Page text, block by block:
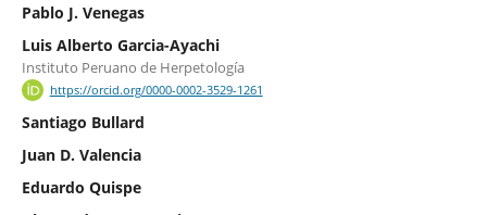
Pablo J. Venegas
Luis Alberto Garcia-Ayachi
Instituto Peruano de Herpetología
https://orcid.org/0000-0002-3529-1261
Santiago Bullard
Juan D. Valencia
Eduardo Quispe